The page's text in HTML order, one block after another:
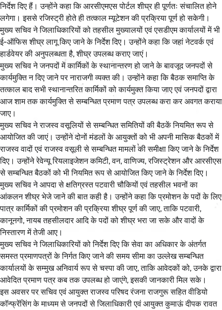
निर्देश दिए हैं। उन्होंने कहा कि आरसीएमएस पोर्टल शीघ्र ही पूर्णतः संचालित होने
लगेगा। इससे रजिस्ट्री होते ही तत्काल म्यूटेशन की प्रक्रिया पूर्ण हो सकेगी।
मुख्य सचिव ने जिलाधिकारियों को तहसील मुख्यालयों एवं एसडीएम कार्यालयों में भी
ई-ऑफिस शीघ्र लागू किए जाने के निर्देश दिए। उन्होंने कहा कि जहां नेटवर्क एवं
हार्डवेयर की अनुपलब्धता है, शीघ्र उपलब्ध कराए जाएं।
मुख्य सचिव ने जनपदों में कार्मिकों के स्थानान्तरण हो जाने के बावजूद जनपदों से
कार्यमुक्ति न दिए जाने पर नाराजगी व्यक्त की। उन्होंने कहा कि बैठक समाप्ति के
तत्काल बाद सभी स्थानान्तरित कार्मिकों को कार्यमुक्त किया जाए एवं जनपदों द्वारा
आज शाम तक कार्यमुक्ति से सम्बन्धित प्रमाण पत्र उपलब्ध करा कर अवगत कराया
जाए।
मुख्य सचिव ने राजस्व वसूलियों से सम्बन्धित समितियों की बैठकें नियमित रूप से
आयोजित की जाएं। उन्होंने दोनों मंडलों के आयुक्तों को भी अपनी मासिक बैठकों में
राजस्व वादों एवं राजस्व वसूली से सम्बन्धित मामलों की समीक्षा किए जाने के निर्देश
दिए। उन्होंने रेवेन्यू रियलाइजेशन कमिटी, वन, वाणिज्य, रजिस्ट्रेशन और आरसीएस
से सम्बन्धित बैठकों को भी नियमित रूप से आयोजित किए जाने के निर्देश दिए।
मुख्य सचिव ने आपदा से क्षतिग्रस्त पटवारी चौकियों एवं तहसील भवनों का
आंकलन शीघ्र भेजे जाने की बात कही है। उन्होंने कहा कि प्रमोशन के पदों के लिए
पात्र कार्मिकों की प्रमोशन की प्रक्रिया शीघ्र पूर्ण की जाए, ताकि पटवारी,
कानूनगो, नायब तहसीलदार आदि के पदों को शीघ्र भरा जा सके और वादों के
निस्तारण में तेजी आए।
मुख्य सचिव ने जिलाधिकारियों को निर्देश दिए कि सेवा का अधिकार के अंतर्गत
समस्त प्रमाणपत्रों के निर्गत किए जाने की समय सीमा का उल्लेख सम्बन्धित
कार्यालयों के सम्मुख अनिवार्य रूप से चस्पा की जाए, ताकि आवेदकों को, उनके द्वारा
आवेदित प्रमाण पत्र कब तक उपलब्ध हो जाएंगे, इसकी जानकारी मिल सके।
इस अवसर पर सचिव एवं आयुक्त राजस्व परिषद रंजना राजगुरू सहित वीडियो
कॉन्फ्रेंसिंग के माध्यम से जनपदों से जिलाधिकारी एवं आयुक्त कुमाऊं दीपक रावत